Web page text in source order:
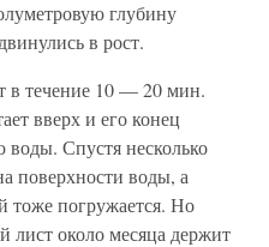
глубину
в рост.
в течение 10 — 20 мин.
вверх и его конец
воды. Спустя несколько
поверхности воды, а
тоже погружается. Но
лист около месяца держит